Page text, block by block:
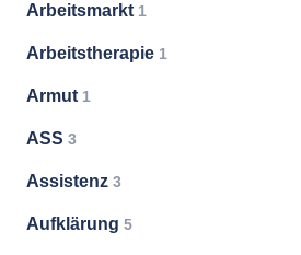
Arbeitsmarkt 1
Arbeitstherapie 1
Armut 1
ASS 3
Assistenz 3
Aufklärung 5